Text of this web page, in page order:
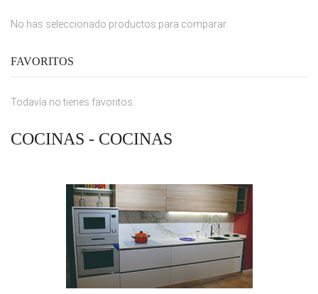
No has seleccionado productos para comparar.
FAVORITOS
Todavía no tienes favoritos.
COCINAS - COCINAS